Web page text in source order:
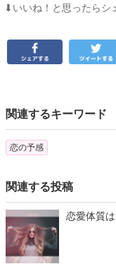
⬇︎いいね！と思ったらシ
関連するキーワード
恋の予感
関連する投稿
恋愛体質